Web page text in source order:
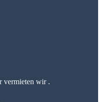
vermieten wir .